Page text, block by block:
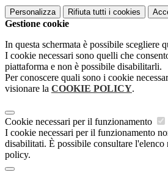
Personalizza Rifiuta tutti i cookies
Gestione cookie
In questa schermata è possibile scegliere
I cookie necessari sono quelli che
piattaforma e non è possibile disabilitarli.
Per conoscere quali sono i cookie
visionare la COOKIE POLICY.
Cookie necessari per il funzionamento
I cookie necessari per il funzionamento
disabilitati. È possibile consultare
policy.